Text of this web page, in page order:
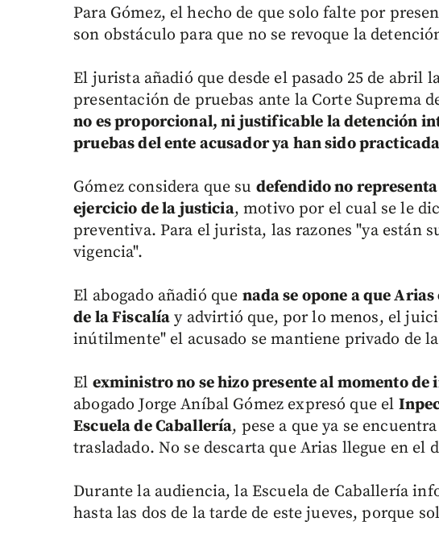
Para Gómez, el hecho de que solo falte por
son obstáculo para que no se revoque la
El jurista añadió que desde el pasado 25 de abril
presentación de pruebas ante la Corte Suprema
no es proporcional, ni justificable la detención
pruebas del ente acusador ya han sido
Gómez considera que su defendido no
ejercicio de la justicia, motivo por el cual se le
preventiva. Para el jurista, las razones "ya están
vigencia".
El abogado añadió que nada se opone a que
de la Fiscalía y advirtió que, por lo menos, el
inútilmente" el acusado se mantiene privado de
El exministro no se hizo presente al momento
abogado Jorge Aníbal Gómez expresó que el
Escuela de Caballería, pese a que ya se
trasladado. No se descarta que Arias llegue en el
Durante la audiencia, la Escuela de Caballería
hasta las dos de la tarde de este jueves, porque